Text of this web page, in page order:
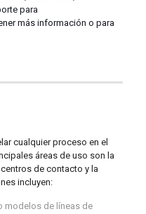
para
más información o para
cualquier proceso en el
áreas de uso son la
de contacto y la
incluyen:
modelos de líneas de